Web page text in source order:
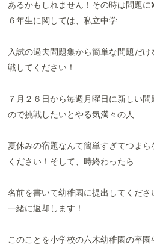
あるかもしれません！その時は問題に
６年生に関しては、私立中学
入試の過去問題集から簡単な問題だ
戦してください！
７月２６日から毎週月曜日に新しい
ので挑戦したいとやる気満々の人
夏休みの宿題なんて簡単すぎてつま
ください！そして、時終わったら
名前を書いて幼稚園に提出してくだ
一緒に返却します！
このことを小学校の六木幼稚園の卒園